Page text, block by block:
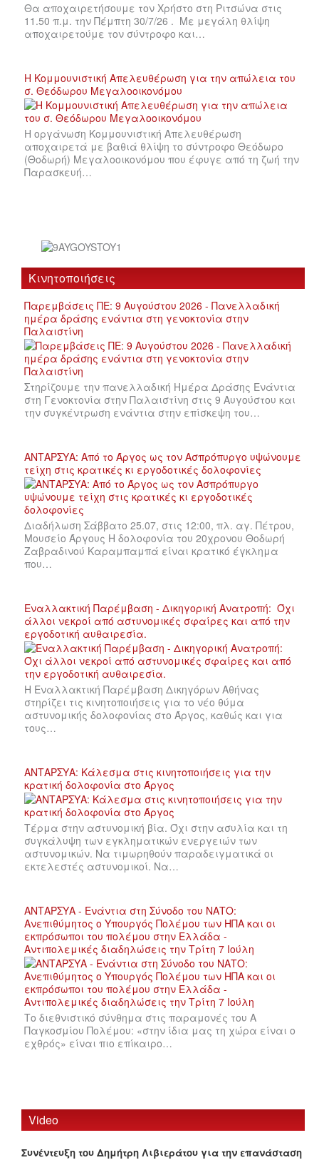
Θα αποχαιρετήσουμε τον Χρήστο στη Ριτσώνα στις
11.50 π.μ. την Πέμπτη 30/7/26 . Με μεγάλη θλίψη
αποχαιρετούμε τον σύντροφο και…
Η Κομμουνιστική Απελευθέρωση για την απώλεια του
σ. Θεόδωρου Μεγαλοοικονόμου
Η οργάνωση Κομμουνιστική Απελευθέρωση
αποχαιρετά με βαθιά θλίψη το σύντροφο Θεόδωρο
(Θοδωρή) Μεγαλοοικονόμου που έφυγε από τη ζωή την
Παρασκευή…
Κινητοποιήσεις
Παρεμβάσεις ΠΕ: 9 Αυγούστου 2026 - Πανελλαδική
ημέρα δράσης ενάντια στη γενοκτονία στην
Παλαιστίνη
Στηρίζουμε την πανελλαδική Ημέρα Δράσης Ενάντια
στη Γενοκτονία στην Παλαιστίνη στις 9 Αυγούστου και
την συγκέντρωση ενάντια στην επίσκεψη του…
ΑΝΤΑΡΣΥΑ: Από το Άργος ως τον Ασπρόπυργο υψώνουμε
τείχη στις κρατικές κι εργοδοτικές δολοφονίες
Διαδήλωση Σάββατο 25.07, στις 12:00, πλ. αγ. Πέτρου,
Μουσείο Άργους Η δολοφονία του 20χρονου Θοδωρή
Ζαβραδινού Καραμπαμπά είναι κρατικό έγκλημα
που…
Εναλλακτική Παρέμβαση - Δικηγορική Ανατροπή: Όχι
άλλοι νεκροί από αστυνομικές σφαίρες και από την
εργοδοτική αυθαιρεσία.
Η Εναλλακτική Παρέμβαση Δικηγόρων Αθήνας
στηρίζει τις κινητοποιήσεις για το νέο θύμα
αστυνομικής δολοφονίας στο Άργος, καθώς και για
τους…
ΑΝΤΑΡΣΥΑ: Κάλεσμα στις κινητοποιήσεις για την
κρατική δολοφονία στο Άργος
Τέρμα στην αστυνομική βία. Όχι στην ασυλία και τη
συγκάλυψη των εγκληματικών ενεργειών των
αστυνομικών. Να τιμωρηθούν παραδειγματικά οι
εκτελεστές αστυνομικοί. Να…
ΑΝΤΑΡΣΥΑ - Ενάντια στη Σύνοδο του ΝΑΤΟ:
Ανεπιθύμητος ο Υπουργός Πολέμου των ΗΠΑ και οι
εκπρόσωποι του πολέμου στην Ελλάδα -
Αντιπολεμικές διαδηλώσεις την Τρίτη 7 Ιούλη
Το διεθνιστικό σύνθημα στις παραμονές του Α
Παγκοσμίου Πολέμου: «στην ίδια μας τη χώρα είναι ο
εχθρός» είναι πιο επίκαιρο…
Video
Συνέντευξη του Δημήτρη Λιβιεράτου για την επανάσταση